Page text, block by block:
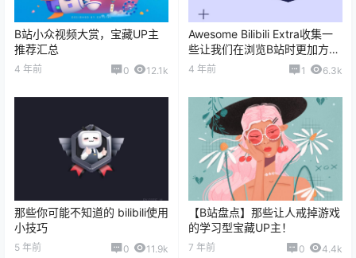
B站小众视频大赏，宝藏UP主
推荐汇总
4 年前 0 12.1k
Awesome Bilibili Extra收集一
些让我们在浏览B站时更加方便
的浏览器扩展/脚本/程序
4 年前 1 6.3k
那些你可能不知道的 bilibili使用
小技巧
5 年前 0 11.9k
【B站盘点】那些让人戒掉游戏
的学习型宝藏UP主！
7 年前 0 4.4k